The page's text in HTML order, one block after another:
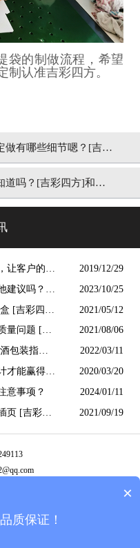
袋的制做流程，希望
制认准吉彩四方。
做有哪些细节嗯？[吉彩
解析
道吗？[吉彩四方]和您
让客户的销
2019/12/29
建议吗？
2023/10/25
[吉彩四
2021/05/12
量问题 [吉
2021/08/06
2022/03/11
才能赢得市
2020/03/20
意事项？ 2024/01/11
页 [吉彩四
2021/09/19
×
质保证！